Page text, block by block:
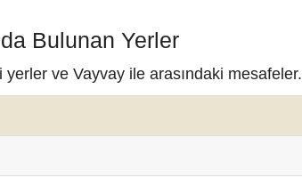
Bulunan Yerler
ve Vayvay ile arasındaki mesafeler.